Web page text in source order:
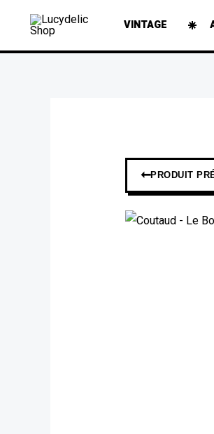
contenu
VINTAGE
➞PRODUIT